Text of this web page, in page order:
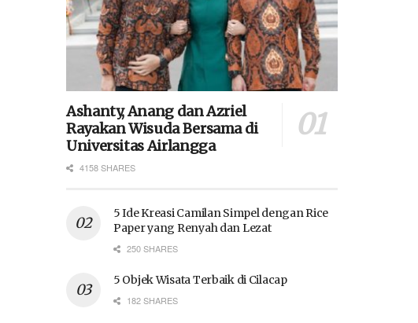
Ashanty, Anang dan Azriel
Rayakan Wisuda Bersama di
Universitas Airlangga
4158 SHARES
5 Ide Kreasi Camilan Simpel dengan Rice
Paper yang Renyah dan Lezat
250 SHARES
5 Objek Wisata Terbaik di Cilacap
182 SHARES